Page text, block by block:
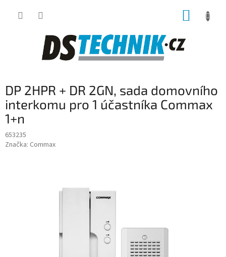
DP 2HPR + DR 2GN, sada domovního
interkomu pro 1 účastníka Commax
1+n
653235
Značka: Commax